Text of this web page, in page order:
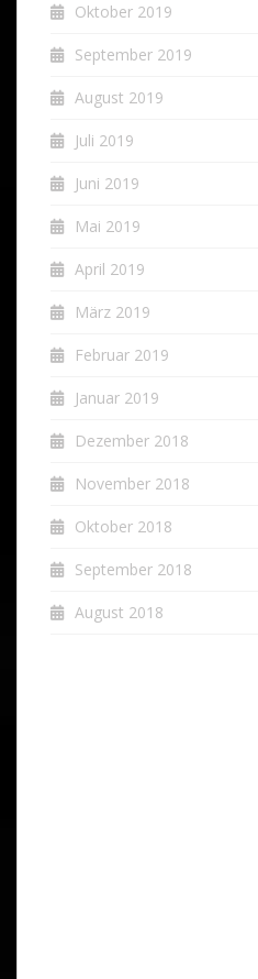
Oktober 2019
September 2019
August 2019
Juli 2019
Juni 2019
Mai 2019
April 2019
März 2019
Februar 2019
Januar 2019
Dezember 2018
November 2018
Oktober 2018
September 2018
August 2018